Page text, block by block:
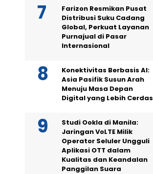
Farizon Resmikan Pusat
Distribusi Suku Cadang
Global, Perkuat Layanan
Purnajual di Pasar
Internasional
Konektivitas Berbasis AI:
Asia Pasifik Susun Arah
Menuju Masa Depan
Digital yang Lebih Cerdas
Studi Ookla di Manila:
Jaringan VoLTE Milik
Operator Seluler Ungguli
Aplikasi OTT dalam
Kualitas dan Keandalan
Panggilan Suara